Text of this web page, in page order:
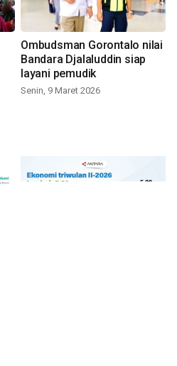
Ombudsman Gorontalo nilai
Bandara Djalaluddin siap
layani pemudik
Senin, 9 Maret 2026